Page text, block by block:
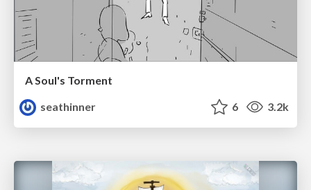
A Soul's Torment
seathinner
6 3.2k